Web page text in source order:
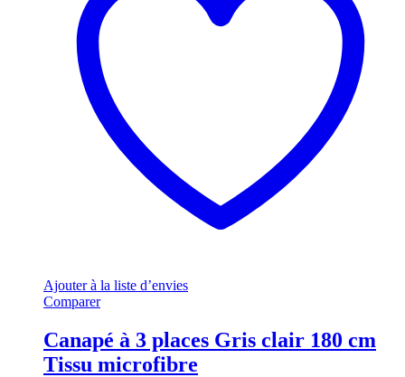
Ajouter à la liste d’envies
Comparer
Canapé à 3 places Gris clair 180 cm
Tissu microfibre